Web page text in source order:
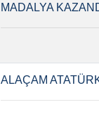
MADALYA
ALAÇAM